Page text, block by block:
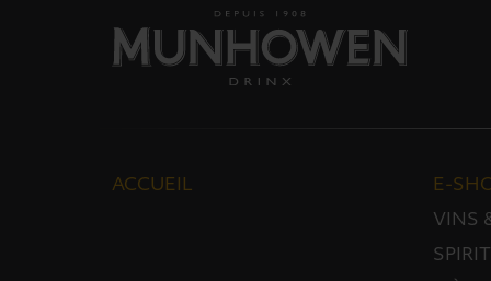
ACCUEIL
E-
VINS